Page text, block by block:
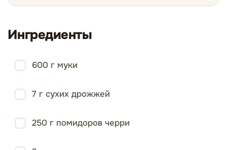
Ингредиенты
600 г муки
7 г сухих дрожжей
250 г помидоров черри